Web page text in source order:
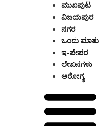
ಮುಖಪುಟ
ವಿಜಯಪುರ
ನಗರ
ಒಂದು ಮಾತು
ಇ-ಪೇಪರ
ಲೇಖನಗಳು
ಆರೋಗ್ಯ